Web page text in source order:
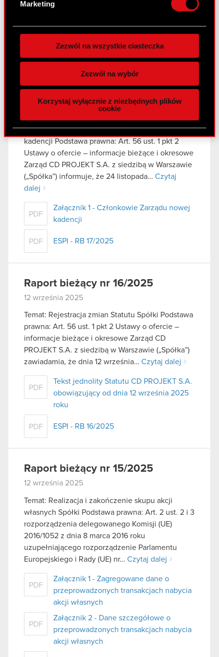
preferencje w
. W Deklaracji
zgodę w dowolnej chwili.
Wykorzystujemy pliki cookie do
funkcje społecznościowe i analizować ruch w
naszej witrynie. Informacje o tym, jak korzystasz
z naszej witryny, udostępniamy partnerom
Partnerzy mogą połączyć te informacje z innymi
danymi otrzymanymi od Ciebie lub uzyskanymi
podczas korzystania z ich usług. Kontynuując
korzystanie z naszej witryny, zgadasz się na
używanie plików cookie.
Marketing
Zezwól na wszystkie ciasteczka
Zezwól na wybór
Korzystaj wyłącznie z niezbędnych plików
cookie
publicznej wiadomości informację o przyjęciu
Raport bieżący nr 17/2025
Temat: Powołanie Członków Zarządu nowej
kadencji Podstawa prawna: Art. 56 ust. 1 pkt 2
Ustawy o ofercie – informacje bieżące i okresowe
Zarząd CD PROJEKT S.A. z siedzibą w Warszawie
(„Spółka”) informuje, że 24 listopada… Czytaj
dalej
PDF
Załącznik 1 - Członkowie Zarządu nowej
kadencji
PDF ESPI - RB 17/2025
Raport bieżący nr 16/2025
12 września 2025
Temat: Rejestracja zmian Statutu Spółki Podstawa
prawna: Art. 56 ust. 1 pkt 2 Ustawy o ofercie –
informacje bieżące i okresowe Zarząd CD
PROJEKT S.A. z siedzibą w Warszawie („Spółka”)
zawiadamia, że dnia 12 września… Czytaj dalej
PDF
Tekst jednolity Statutu CD PROJEKT S.A.
obowiązujący od dnia 12 września 2025
roku
PDF ESPI - RB 16/2025
Raport bieżący nr 15/2025
12 września 2025
Temat: Realizacja i zakończenie skupu akcji
własnych Spółki Podstawa prawna: Art. 2 ust. 2 i 3
rozporządzenia delegowanego Komisji (UE)
2016/1052 z dnia 8 marca 2016 roku
uzupełniającego rozporządzenie Parlamentu
Europejskiego i Rady (UE) nr… Czytaj dalej
PDF
Załącznik 1 - Zagregowane dane o
przeprowadzonych transakcjach nabycia
akcji własnych
PDF
Załącznik 2 - Dane szczegółowe o
przeprowadzonych transakcjach nabycia
akcji własnych